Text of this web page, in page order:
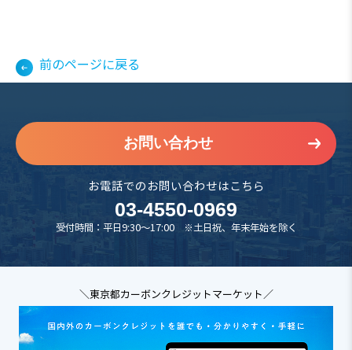
前のページに戻る
お問い合わせ
お電話でのお問い合わせはこちら
03-4550-0969
受付時間：平日9:30～17:00 ※土日祝、年末年始を除く
＼東京都カーボンクレジットマーケット／